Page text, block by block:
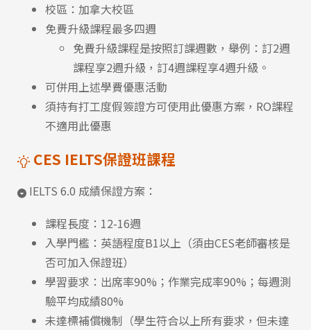
校區：加拿大校區
免費升級課程最多四週
免費升級課程是按照訂課週數，舉例：訂2週
課程享2週升級，訂4週課程享4週升級。
可併用上述學費優惠活動
須持有打工度假簽證方可使用此優惠方案，RO課程
不適用此優惠
CES IELTS保證班課程
IELTS 6.0 成績保證方案：
課程長度：12-16週
入學門檻：英語程度B1以上（須由CES老師審核是
否可加入保證班）
學習要求：出席率90%；作業完成率90%；每週測
驗平均成績80%
未達標補償機制（學生符合以上所有要求，但未達